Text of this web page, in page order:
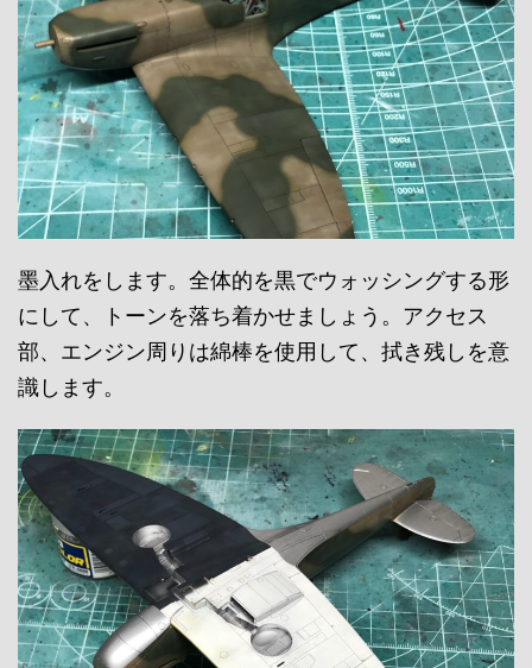
墨入れをします。全体的を黒でウォッシングする形
にして、トーンを落ち着かせましょう。アクセス
部、エンジン周りは綿棒を使用して、拭き残しを意
識します。